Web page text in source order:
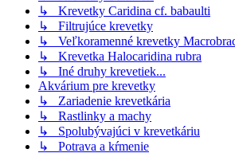
↳ Krevetky Caridina cf. babaulti
↳ Filtrujúce krevetky
↳ Veľkoramenné krevetky
↳ Krevetka Halocaridina rubra
↳ Iné druhy krevetiek...
Akvárium pre krevetky
↳ Zariadenie krevetkária
↳ Rastlinky a machy
↳ Spolubývajúci v krevetkáriu
↳ Potrava a kŕmenie